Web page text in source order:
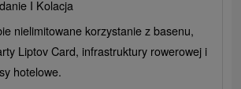
I Kolacja
nielimitowane korzystanie z basenu,
Liptov Card, infrastruktury rowerowej i
hotelowe.